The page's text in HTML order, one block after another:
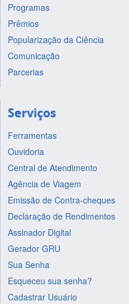
Programas
Prêmios
Popularização da Ciência
Comunicação
Parcerias
Serviços
Ferramentas
Ouvidoria
Central de Atendimento
Agência de Viagem
Emissão de Contra-cheques
Declaração de Rendimentos
Assinador Digital
Gerador GRU
Sua Senha
Esqueceu sua senha?
Cadastrar Usuário